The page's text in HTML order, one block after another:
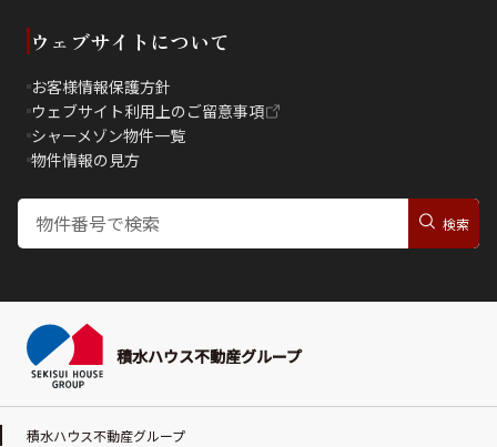
ウェブサイトについて
お客様情報保護方針
ウェブサイト利用上のご留意事項
シャーメゾン物件一覧
物件情報の見方
積水ハウス不動産グループ
積水ハウス不動産グループ